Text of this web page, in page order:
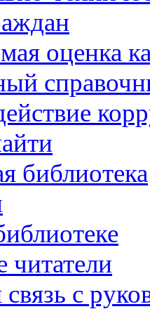
оценка
библиотека
читатели
с